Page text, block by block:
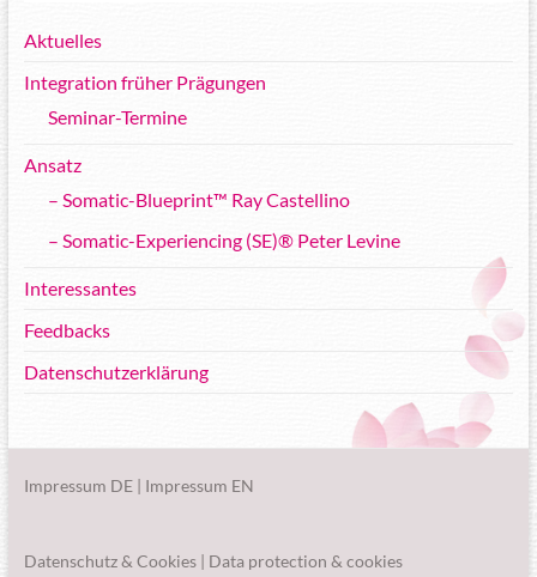
Aktuelles
Integration früher Prägungen
Seminar-Termine
Ansatz
– Somatic-Blueprint™ Ray Castellino
– Somatic-Experiencing (SE)® Peter Levine
Interessantes
Feedbacks
Datenschutzerklärung
Impressum DE| Impressum EN
Datenschutz& Cookies| Data protection & cookies